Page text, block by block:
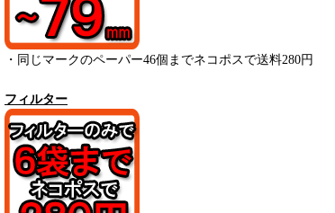
・ 同じマークのペーパー46個までネコポスで送料280円
フィルター